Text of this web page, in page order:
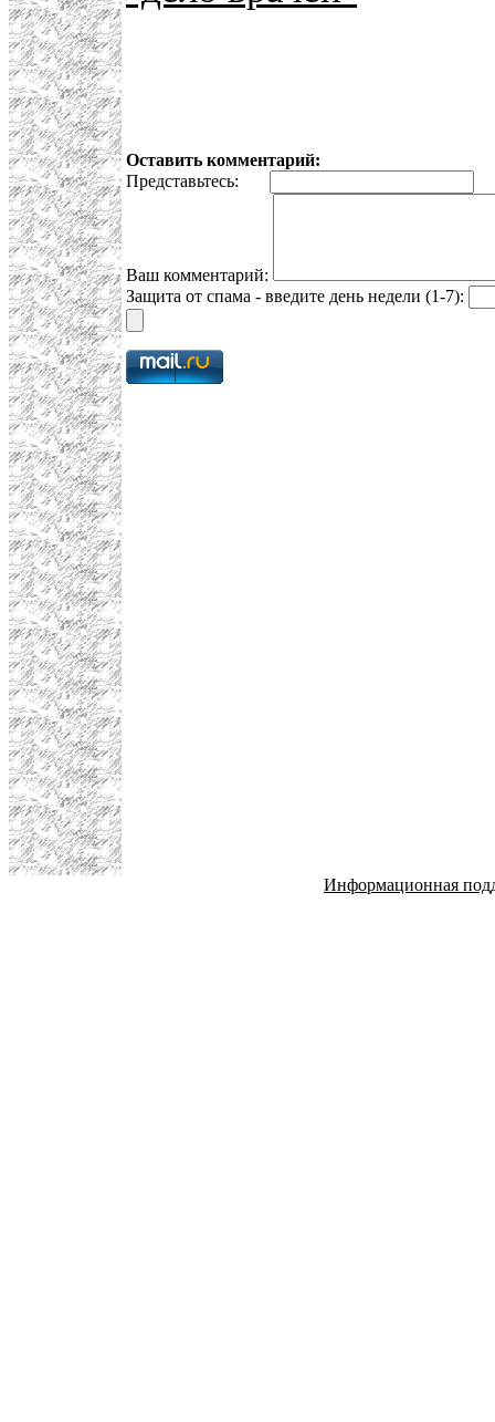
Оставить комментарий:
Представьтесь:
Ваш комментарий:
Защита от спама - введите день недели (1-7):
Информационная